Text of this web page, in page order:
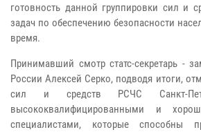
готовность данной группировки сил и
задач по обеспечению безопасности
время.
Принимавший смотр статс-секретарь -
России Алексей Серко, подводя итоги,
сил и средств РСЧС Санкт-
высококвалифицированными и
специалистами, которые способны